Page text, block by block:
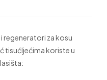
regeneratori za kosu
tisućljećima koriste u